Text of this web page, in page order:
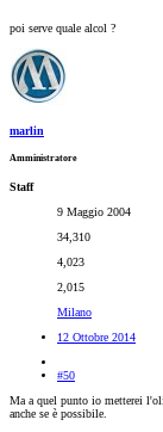
poi serve quale alcol ?
marlin
Amministratore
Staff
9 Maggio 2004
34,310
4,023
2,015
Milano
12 Ottobre 2014
#50
Ma a quel punto io metterei
anche se è possibile.